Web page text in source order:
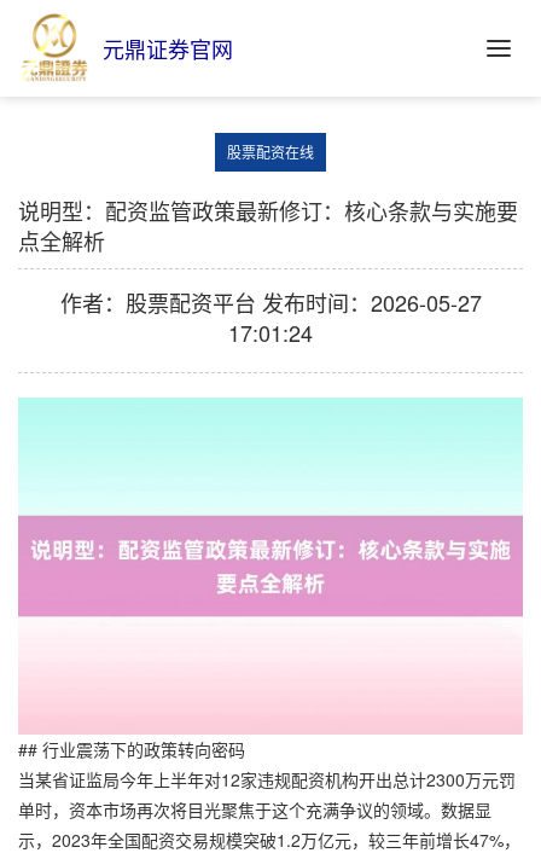
元鼎证券官网
股票配资在线
说明型：配资监管政策最新修订：核心条款与实施要
点全解析
作者：股票配资平台 发布时间：2026-05-27
17:01:24
## 行业震荡下的政策转向密码
当某省证监局今年上半年对12家违规配资机构开出总计2300万元罚
单时，资本市场再次将目光聚焦于这个充满争议的领域。数据显
示，2023年全国配资交易规模突破1.2万亿元，较三年前增长47%，